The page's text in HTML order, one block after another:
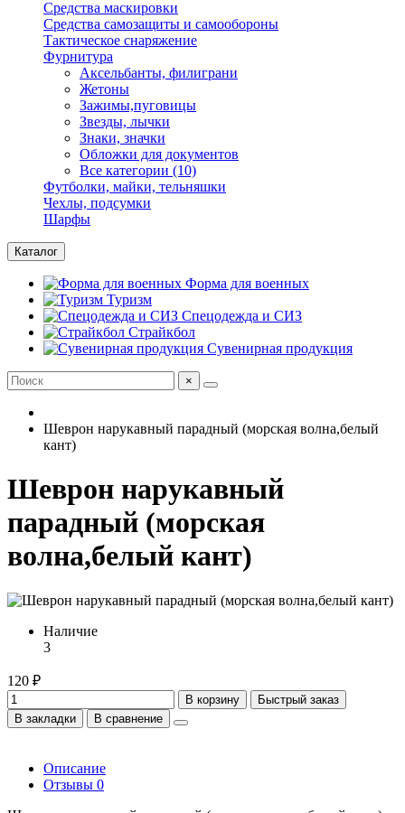
Средства маскировки
Средства самозащиты и самообороны
Тактическое снаряжение
Фурнитура
Аксельбанты, филиграни
Жетоны
Зажимы,пуговицы
Звезды, лычки
Знаки, значки
Обложки для документов
Все категории (10)
Футболки, майки, тельняшки
Чехлы, подсумки
Шарфы
Каталог
Форма для военных
Туризм
Спецодежда и СИЗ
Страйкбол
Сувенирная продукция
×
Шеврон нарукавный парадный (морская волна,белый
кант)
Шеврон нарукавный
парадный (морская
волна,белый кант)
Наличие
3
120 ₽
В корзину
Быстрый заказ
В закладки
В сравнение
Описание
Отзывы 0